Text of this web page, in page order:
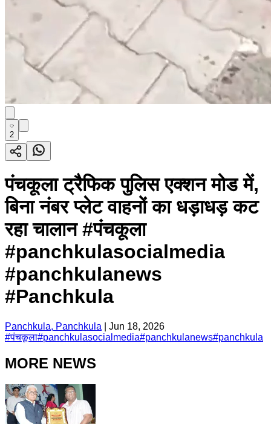
2
पंचकूला ट्रैफिक पुलिस एक्शन मोड में,
बिना नंबर प्लेट वाहनों का धड़ाधड़ कट
रहा चालान #पंचकूला
#panchkulasocialmedia
#panchkulanews
#Panchkula
Panchkula, Panchkula
Jun 18, 2026
#पंचकूला#panchkulasocialmedia#panchkulanews#panchkula
MORE NEWS